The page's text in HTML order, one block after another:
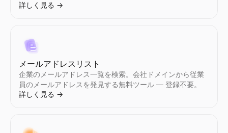
詳しく見る →
メールアドレスリスト
企業のメールアドレス一覧を検索。会社ドメインから従業
員のメールアドレスを発見する無料ツール — 登録不要。
詳しく見る →